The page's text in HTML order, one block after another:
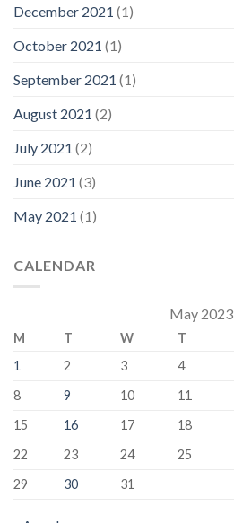
December 2021 (1)
October 2021 (1)
September 2021 (1)
August 2021 (2)
July 2021 (2)
June 2021 (3)
May 2021 (1)
CALENDAR
May 2023
M T W T
1
2 3 4
8
9 10 11
15
16 17 18
22
23 24 25
29
30 31